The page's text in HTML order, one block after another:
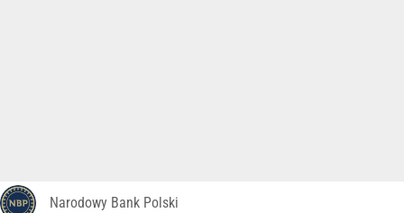
Narodowy Bank Polski